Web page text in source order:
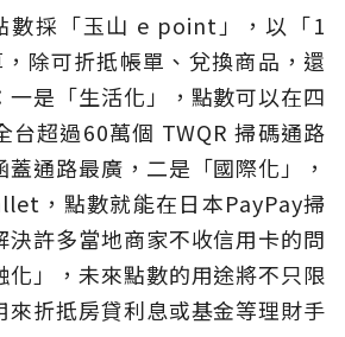
數採「玉山 e point」，以「1
除可折抵帳單、兌換商品，還
一是「生活化」，點數可以在四
台超過60萬個 TWQR 掃碼通路
通路最廣，二是「國際化」，
，點數就能在日本PayPay掃
決許多當地商家不收信用卡的問
化」，未來點數的用途將不只限
來折抵房貸利息或基金等理財手